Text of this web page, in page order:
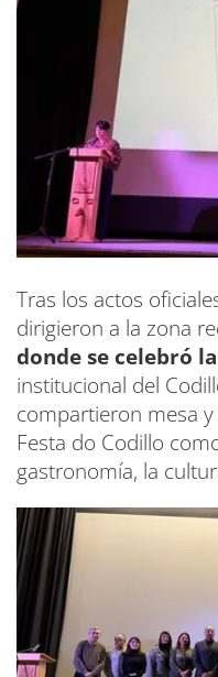
Tras los actos
dirigieron a la zona
donde se celebró
institucional del
compartieron mesa
Festa do Codillo
gastronomía, la